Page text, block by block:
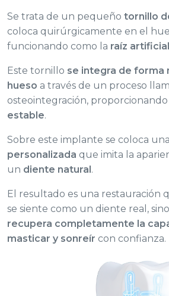
Se trata de un pequeño tornillo
coloca quirúrgicamente en el
funcionando como la raíz
Este tornillo se integra de forma
hueso a través de un proceso
osteointegración,
estable.
Sobre este implante se coloca una
personalizada que imita la
un diente natural.
El resultado es una restauración
se siente como un diente real,
recupera completamente la
masticar y sonreír con confianza.